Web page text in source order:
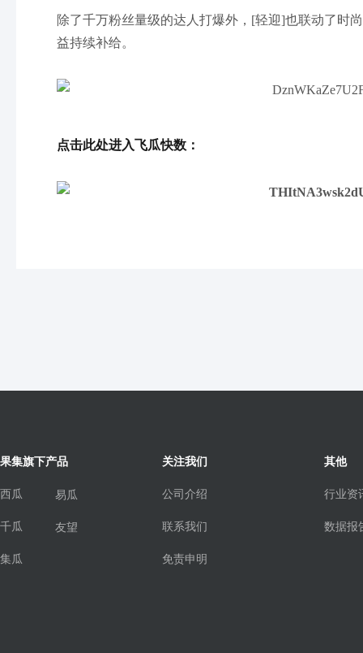
除了千万粉丝量级的达人打爆外，[轻迎]也联动了时
益持续补给。
点击此处进入飞瓜快数：
果集旗下产品
西瓜
千瓜
集瓜
易瓜
友望
关注我们
公司介绍
联系我们
免责申明
其他
行业资
数据报